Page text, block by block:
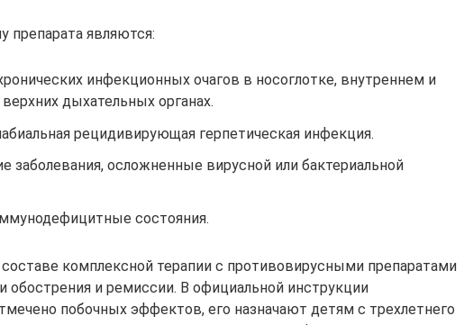
препарата являются:
инфекционных очагов в носоглотке, внутреннем и
дыхательных органах.
рецидивирующая герпетическая инфекция.
заболевания, осложненные вирусной или бактериальной
состояния.
комплексной терапии с противовирусными препаратами
обострения и ремиссии. В официальной инструкции
побочных эффектов, его назначают детям с трехлетнего